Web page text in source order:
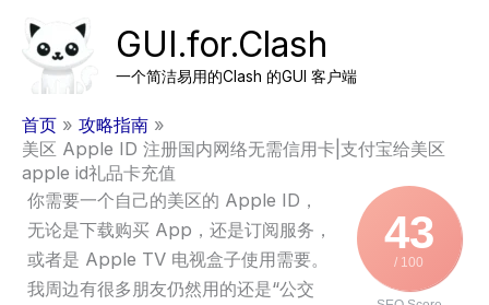
GUI.for.Clash
一个简洁易用的Clash 的GUI 客户端
首页
攻略指南
美区 Apple ID 注册国内网络无需信用卡|支付宝给美区
apple id礼品卡充值
43
/ 100
你需要一个自己的美区的 Apple ID，
无论是下载购买 App，还是订阅服务，
或者是 Apple TV 电视盒子使用需要。
我周边有很多朋友仍然用的还是“公交